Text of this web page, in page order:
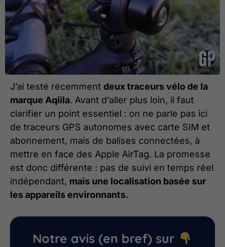
J’ai testé récemment deux traceurs vélo de la
marque Aqiila. Avant d’aller plus loin, il faut
clarifier un point essentiel : on ne parle pas ici
de traceurs GPS autonomes avec carte SIM et
abonnement, mais de balises connectées, à
mettre en face des Apple AirTag. La promesse
est donc différente : pas de suivi en temps réel
indépendant, mais une localisation basée sur
les appareils environnants.
Notre avis (en bref) sur